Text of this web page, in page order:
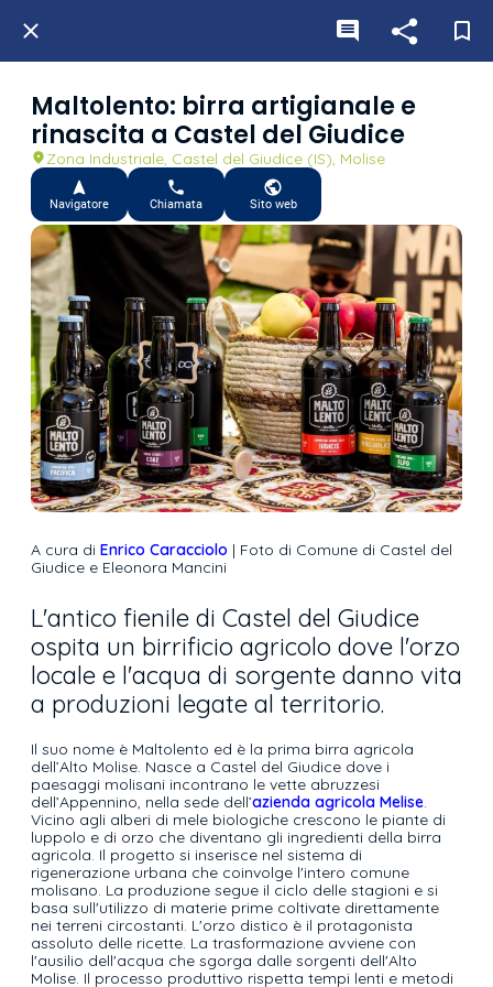
Maltolento: birra artigianale e
rinascita a Castel del Giudice
Zona Industriale, Castel del Giudice (IS), Molise
Navigatore Chiamata Sito web
A cura di Enrico Caracciolo | Foto di Comune di Castel del
Giudice e Eleonora Mancini
L'antico fienile di Castel del Giudice
ospita un birrificio agricolo dove l'orzo
locale e l'acqua di sorgente danno vita
a produzioni legate al territorio.
Il suo nome è Maltolento ed è la prima birra agricola
dell’Alto Molise. Nasce a Castel del Giudice dove i
paesaggi molisani incontrano le vette abruzzesi
dell’Appennino, nella sede dell’azienda agricola Melise.
Vicino agli alberi di mele biologiche crescono le piante di
luppolo e di orzo che diventano gli ingredienti della birra
agricola. Il progetto si inserisce nel sistema di
rigenerazione urbana che coinvolge l'intero comune
molisano. La produzione segue il ciclo delle stagioni e si
basa sull'utilizzo di materie prime coltivate direttamente
nei terreni circostanti. L'orzo distico è il protagonista
assoluto delle ricette. La trasformazione avviene con
l'ausilio dell'acqua che sgorga dalle sorgenti dell'Alto
Molise. Il processo produttivo rispetta tempi lenti e metodi